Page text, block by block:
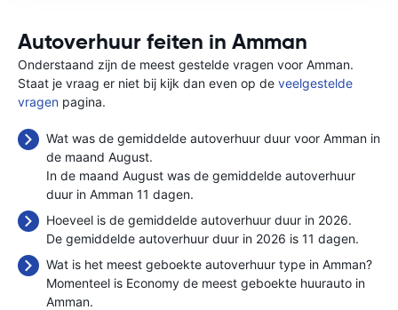
Autoverhuur feiten in Amman
Onderstaand zijn de meest gestelde vragen voor Amman.
Staat je vraag er niet bij kijk dan even op de veelgestelde
vragen pagina.
Wat was de gemiddelde autoverhuur duur voor Amman in
de maand August.
In de maand August was de gemiddelde autoverhuur
duur in Amman 11 dagen.
Hoeveel is de gemiddelde autoverhuur duur in 2026.
De gemiddelde autoverhuur duur in 2026 is 11 dagen.
Wat is het meest geboekte autoverhuur type in Amman?
Momenteel is Economy de meest geboekte huurauto in
Amman.